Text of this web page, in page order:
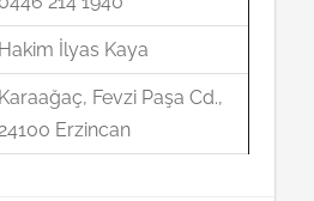
Hakim İlyas Kaya
Karaağaç, Fevzi Paşa Cd.,
Erzincan